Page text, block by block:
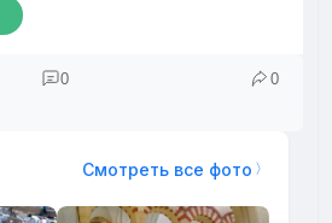
0 0
Смотреть все фото